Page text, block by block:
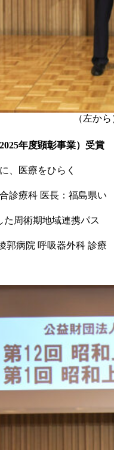
（左か
年度顕彰事業）受賞
医療をひらく
療科 医長：福島県い
周術期地域連携パス
病院 呼吸器外科 診療